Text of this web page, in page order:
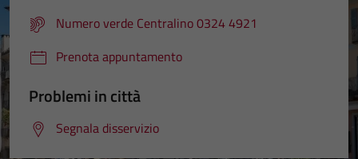
Numero verde Centralino 0324 4921
Prenota appuntamento
Problemi in città
Segnala disservizio